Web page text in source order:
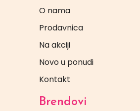
O nama
Prodavnica
Na akciji
Novo u ponudi
Kontakt
Brendovi